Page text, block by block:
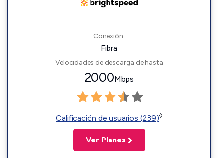
Conexión:
Fibra
Velocidades de descarga de hasta
2000Mbps
Calificación de usuarios (239)◊
Ver Planes